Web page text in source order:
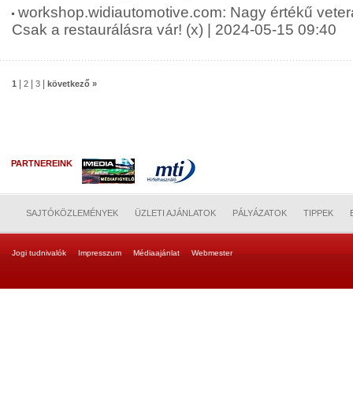
workshop.widiautomotive.com: Nagy értékű
Csak a restaurálásra vár! (x) | 2024-05-15 09:40
1 2 3 következő »
PARTNEREINK
SAJTÓKÖZLEMÉNYEK ÜZLETI AJÁNLATOK PÁLYÁZATOK TIPPEK
Jogi tudnivalók Impresszum Médiaajánlat Webmester